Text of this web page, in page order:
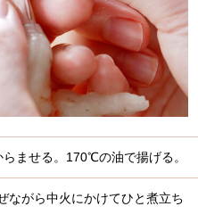
ませる。170℃の油で揚げる。
ながら中火にかけてひと煮立ち